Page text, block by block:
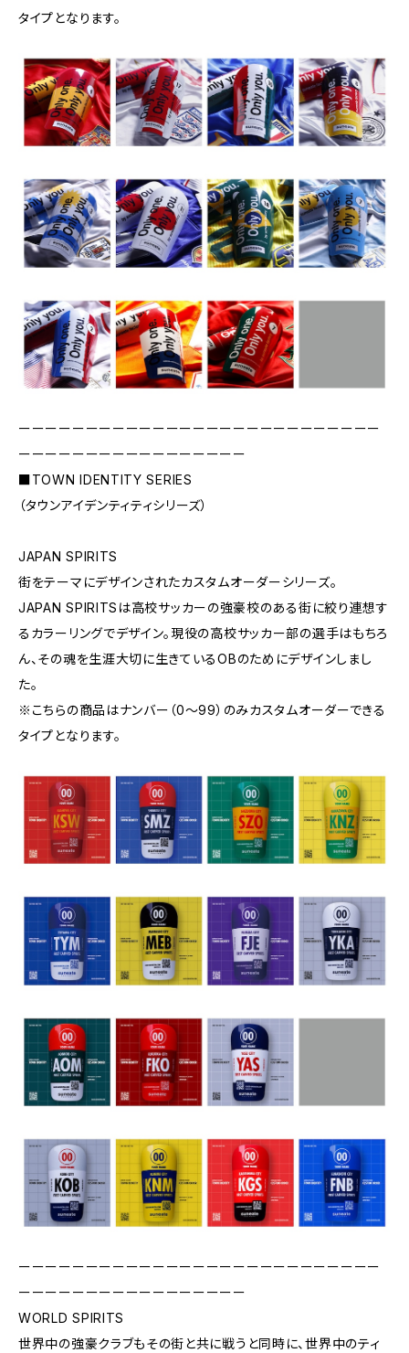
タイプとなります。
ーーーーーーーーーーーーーーーーーーーーーーーーーーー
ーーーーーーーーーーーーーーーーー
■TOWN IDENTITY SERIES
（タウンアイデンティティシリーズ）
JAPAN SPIRITS
街をテーマにデザインされたカスタムオーダーシリーズ。
JAPAN SPIRITSは高校サッカーの強豪校のある街に絞り連想す
るカラーリングでデザイン。現役の高校サッカー部の選手はもちろ
ん、その魂を生涯大切に生きているOBのためにデザインしまし
た。
※こちらの商品はナンバー（0〜99）のみカスタムオーダーできる
タイプとなります。
ーーーーーーーーーーーーーーーーーーーーーーーーーーー
ーーーーーーーーーーーーーーーーー
WORLD SPIRITS
世界中の強豪クラブもその街と共に戦うと同時に、世界中のティ